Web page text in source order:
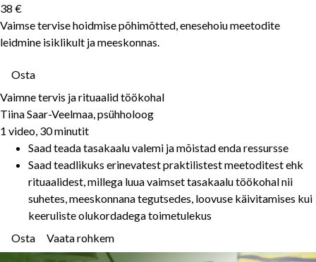
38 €
Vaimse tervise hoidmise põhimõtted, enesehoiu meetodite
leidmine isiklikult ja meeskonnas.
Osta
Vaimne tervis ja rituaalid töökohal
Tiina Saar-Veelmaa, psühholoog
1 video, 30 minutit
Saad teada tasakaalu valemi ja mõistad enda ressursse
Saad teadlikuks erinevatest praktilistest meetoditest ehk
rituaalidest, millega luua vaimset tasakaalu töökohal nii
suhetes, meeskonnana tegutsedes, loovuse käivitamises kui
keeruliste olukordadega toimetulekus
Osta
Vaata rohkem